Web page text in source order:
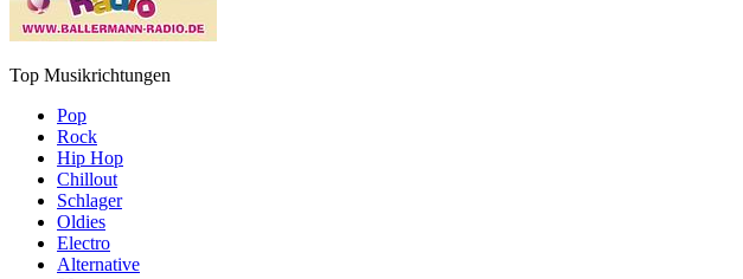
Top Musikrichtungen
Pop
Rock
Hip Hop
Chillout
Schlager
Oldies
Electro
Alternative